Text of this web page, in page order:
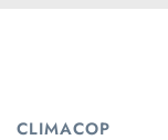
CLIMACOP